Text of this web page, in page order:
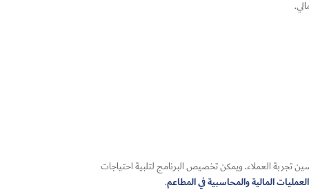
تجربة العملاء. ويمكن تخصيص البرنامج لتلبية احتياجات
العمليات المالية والمحاسبية في المطاعم.